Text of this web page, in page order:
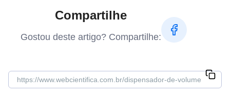
Compartilhe
Gostou deste artigo? Compartilhe: